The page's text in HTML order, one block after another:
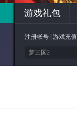
游戏礼包
注册帐号 游戏充值